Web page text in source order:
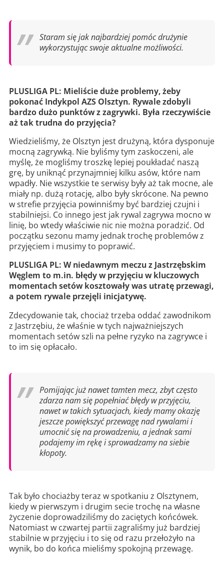
Staram się jak najbardziej pomóc drużynie
wykorzystując swoje aktualne możliwości.
PLUSLIGA PL: Mieliście duże problemy, żeby
pokonać Indykpol AZS Olsztyn. Rywale zdobyli
bardzo dużo punktów z zagrywki. Była rzeczywiście
aż tak trudna do przyjęcia?
Wiedzieliśmy, że Olsztyn jest drużyną, która dysponuje
mocną zagrywką. Nie byliśmy tym zaskoczeni, ale
myślę, że mogliśmy troszkę lepiej poukładać naszą
grę, by uniknąć przynajmniej kilku asów, które nam
wpadły. Nie wszystkie te serwisy były aż tak mocne, ale
miały np. dużą rotację, albo były skrócone. Na pewno
w strefie przyjęcia powinniśmy być bardziej czujni i
stabilniejsi. Co innego jest jak rywal zagrywa mocno w
linię, bo wtedy właściwie nic nie można poradzić. Od
początku sezonu mamy jednak trochę problemów z
przyjęciem i musimy to poprawić.
PLUSLIGA PL: W niedawnym meczu z Jastrzębskim
Węglem to m.in. błędy w przyjęciu w kluczowych
momentach setów kosztowały was utratę przewagi,
a potem rywale przejęli inicjatywę.
Zdecydowanie tak, chociaż trzeba oddać zawodnikom
z Jastrzębiu, że właśnie w tych najważniejszych
momentach setów szli na pełne ryzyko na zagrywce i
to im się opłacało.
Pomijając już nawet tamten mecz, zbyt często
zdarza nam się popełniać błędy w przyjęciu,
nawet w takich sytuacjach, kiedy mamy okazję
jeszcze powiększyć przewagę nad rywalami i
umocnić się na prowadzeniu, a jednak sami
podajemy im rękę i sprowadzamy na siebie
kłopoty.
Tak było chociażby teraz w spotkaniu z Olsztynem,
kiedy w pierwszym i drugim secie trochę na własne
życzenie doprowadziliśmy do zaciętych końcówek.
Natomiast w czwartej partii zagraliśmy już bardziej
stabilnie w przyjęciu i to się od razu przełożyło na
wynik, bo do końca mieliśmy spokojną przewagę.